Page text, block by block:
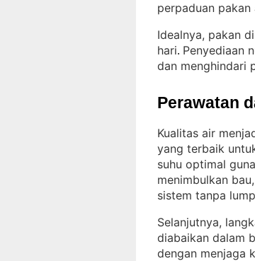
perpaduan
Idealnya, pakan
hari. Penyediaan
dan menghindari
Perawatan
Kualitas air
yang terbaik
suhu optimal
menimbulkan
sistem tanpa
Selanjutnya,
diabaikan dalam
dengan menjaga